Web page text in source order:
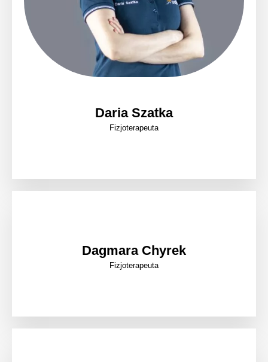
Daria Szatka
Fizjoterapeuta
Dagmara Chyrek
Fizjoterapeuta